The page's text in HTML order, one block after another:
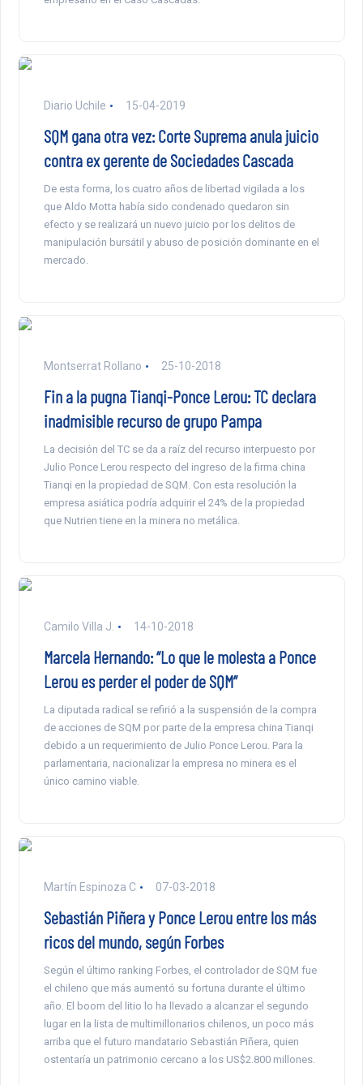
Diario Uchile 15-04-2019
SQM gana otra vez: Corte Suprema anula juicio
contra ex gerente de Sociedades Cascada
De esta forma, los cuatro años de libertad vigilada a los
que Aldo Motta había sido condenado quedaron sin
efecto y se realizará un nuevo juicio por los delitos de
manipulación bursátil y abuso de posición dominante en el
mercado.
Montserrat Rollano 25-10-2018
Fin a la pugna Tianqi-Ponce Lerou: TC declara
inadmisible recurso de grupo Pampa
La decisión del TC se da a raíz del recurso interpuesto por
Julio Ponce Lerou respecto del ingreso de la firma china
Tianqi en la propiedad de SQM. Con esta resolución la
empresa asiática podría adquirir el 24% de la propiedad
que Nutrien tiene en la minera no metálica.
Camilo Villa J. 14-10-2018
Marcela Hernando: “Lo que le molesta a Ponce
Lerou es perder el poder de SQM”
La diputada radical se refirió a la suspensión de la compra
de acciones de SQM por parte de la empresa china Tianqi
debido a un requerimiento de Julio Ponce Lerou. Para la
parlamentaria, nacionalizar la empresa no minera es el
único camino viable.
Martín Espinoza C 07-03-2018
Sebastián Piñera y Ponce Lerou entre los más
ricos del mundo, según Forbes
Según el último ranking Forbes, el controlador de SQM fue
el chileno que más aumentó su fortuna durante el último
año. El boom del litio lo ha llevado a alcanzar el segundo
lugar en la lista de multimillonarios chilenos, un poco más
arriba que el futuro mandatario Sebastián Piñera, quien
ostentaría un patrimonio cercano a los US$2.800 millones.